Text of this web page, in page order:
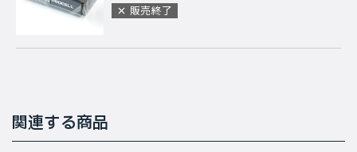
販売終了
関連する商品